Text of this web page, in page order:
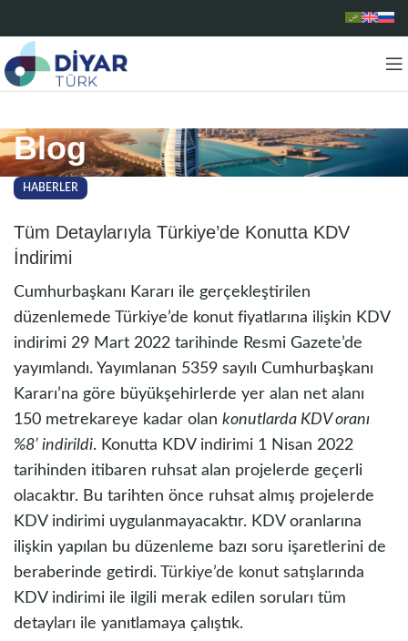
Blog
HABERLER
Tüm Detaylarıyla Türkiye’de Konutta KDV
İndirimi
Cumhurbaşkanı Kararı ile gerçekleştirilen
düzenlemede Türkiye’de konut fiyatlarına ilişkin KDV
indirimi 29 Mart 2022 tarihinde Resmi Gazete’de
yayımlandı. Yayımlanan 5359 sayılı Cumhurbaşkanı
Kararı’na göre büyükşehirlerde yer alan net alanı
150 metrekareye kadar olan konutlarda KDV oranı
%8’ indirildi. Konutta KDV indirimi 1 Nisan 2022
tarihinden itibaren ruhsat alan projelerde geçerli
olacaktır. Bu tarihten önce ruhsat almış projelerde
KDV indirimi uygulanmayacaktır. KDV oranlarına
ilişkin yapılan bu düzenleme bazı soru işaretlerini de
beraberinde getirdi. Türkiye’de konut satışlarında
KDV indirimi ile ilgili merak edilen soruları tüm
detayları ile yanıtlamaya çalıştık.